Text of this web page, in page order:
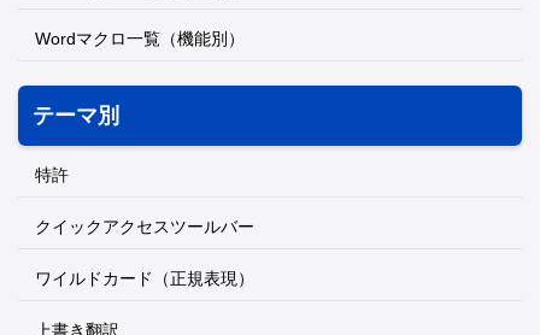
Wordマクロ一覧（機能別）
テーマ別
特許
クイックアクセスツールバー
ワイルドカード（正規表現）
上書き翻訳